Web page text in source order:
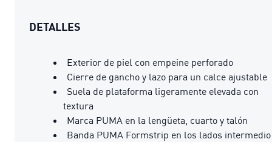
DETALLES
Exterior de piel con empeine perforado
Cierre de gancho y lazo para un calce ajustable
Suela de plataforma ligeramente elevada con
textura
Marca PUMA en la lengüeta, cuarto y talón
Banda PUMA Formstrip en los lados intermedio